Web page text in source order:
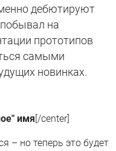
дебютируют
на
прототипов
самыми
новинках.
имя[/center]
– но теперь это будет